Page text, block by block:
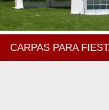
CARPAS PARA